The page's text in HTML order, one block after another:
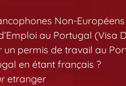
Non-Européens
au Portugal (Visa
un permis de travail au
en étant français ?
etranger